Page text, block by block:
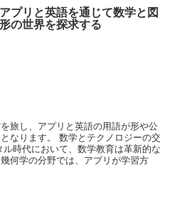
アプリと英語を通じて数学と図
形の世界を探求する
旅し、アプリと英語の用語が形や公
なります。 数学とテクノロジーの交
時代において、数学教育は革新的な
何学の分野では、アプリが学習方